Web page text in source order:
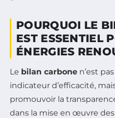
POURQUOI LE
EST ESSENTIEL
ÉNERGIES
Le bilan carbone n’est
indicateur d’efficacité,
promouvoir la
dans la mise en œuvre des